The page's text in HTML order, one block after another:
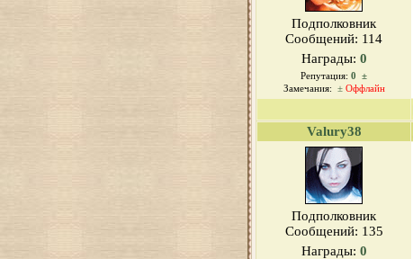
Подполковник
Сообщений: 114
Награды: 0
Репутация: 0
±
Замечания:
± Оффлайн
Valury38
Подполковник
Сообщений: 135
Награды: 0